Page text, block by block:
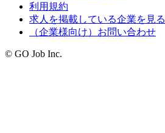
利用規約
求人を掲載している企業を見る
（企業様向け）お問い合わせ
© GO Job Inc.